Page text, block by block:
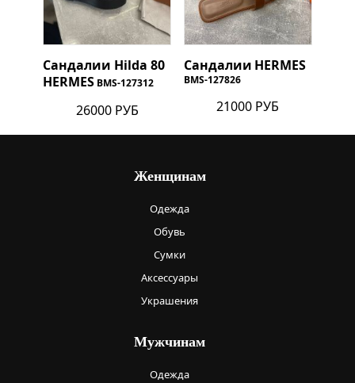
Сандалии Hilda 80
HERMES BMS-127312
26000 РУБ
Сандалии HERMES
BMS-127826
21000 РУБ
Женщинам
Одежда
Обувь
Сумки
Аксессуары
Украшения
Мужчинам
Одежда